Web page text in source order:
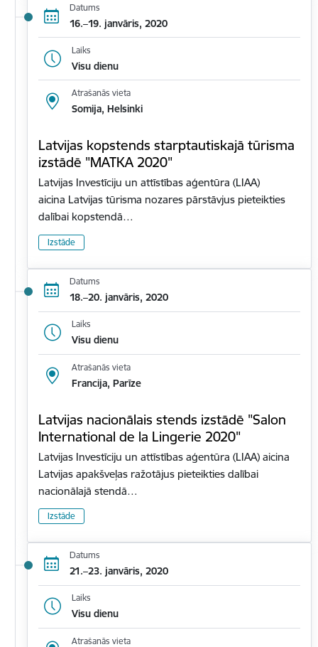
Datums
16.–19. janvāris, 2020
Laiks
Visu dienu
Atrašanās vieta
Somija, Helsinki
Latvijas kopstends starptautiskajā tūrisma
izstādē "MATKA 2020"
Latvijas Investīciju un attīstības aģentūra (LIAA)
aicina Latvijas tūrisma nozares pārstāvjus pieteikties
dalībai kopstendā…
Izstāde
Datums
18.–20. janvāris, 2020
Laiks
Visu dienu
Atrašanās vieta
Francija, Parīze
Latvijas nacionālais stends izstādē "Salon
International de la Lingerie 2020"
Latvijas Investīciju un attīstības aģentūra (LIAA) aicina
Latvijas apakšveļas ražotājus pieteikties dalībai
nacionālajā stendā…
Izstāde
Datums
21.–23. janvāris, 2020
Laiks
Visu dienu
Atrašanās vieta